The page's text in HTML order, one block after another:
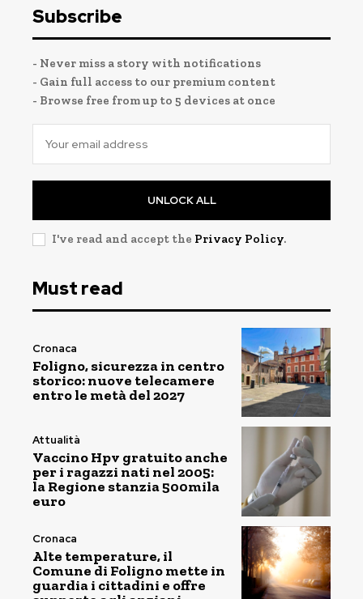
Subscribe
- Never miss a story with notifications
- Gain full access to our premium content
- Browse free from up to 5 devices at once
UNLOCK ALL
I've read and accept the Privacy Policy.
Must read
Cronaca
Foligno, sicurezza in centro
storico: nuove telecamere
entro le metà del 2027
Attualità
Vaccino Hpv gratuito anche
per i ragazzi nati nel 2005:
la Regione stanzia 500mila
euro
Cronaca
Alte temperature, il
Comune di Foligno mette in
guardia i cittadini e offre